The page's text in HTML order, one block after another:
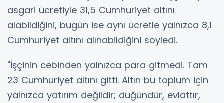
asgari ücretiyle 31,5 Cumhuriyet altını
alabildiğini, bugün ise aynı ücretle yalnızca 8,1
Cumhuriyet altını alınabildiğini söyledi.
"İşçinin cebinden yalnızca para gitmedi. Tam
23 Cumhuriyet altını gitti. Altın bu toplum için
yalnızca yatırım değildir; düğündür, evlattır,